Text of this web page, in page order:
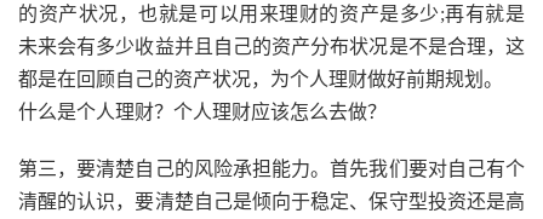
的资产状况，也就是可以用来理财的资产是多少;再有就是
未来会有多少收益并且自己的资产分布状况是不是合理，这
都是在回顾自己的资产状况，为个人理财做好前期规划。
什么是个人理财？个人理财应该怎么去做？
第三，要清楚自己的风险承担能力。首先我们要对自己有个
清醒的认识，要清楚自己是倾向于稳定、保守型投资还是高